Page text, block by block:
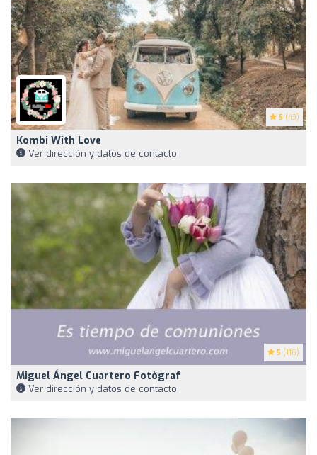
5 (43)
Kombi With Love
Ver dirección y datos de contacto
5 (116)
Miguel Ángel Cuartero Fotògraf
Ver dirección y datos de contacto